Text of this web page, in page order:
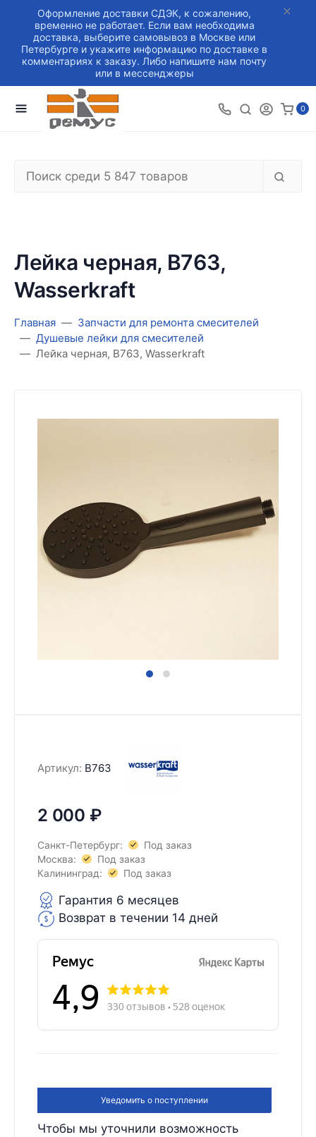
Оформление доставки СДЭК, к сожалению,
временно не работает. Если вам необходима
доставка, выберите самовывоз в Москве или
Петербурге и укажите информацию по доставке в
комментариях к заказу. Либо напишите нам почту
или в мессенджеры
0
Лейка черная, B763,
Wasserkraft
Главная
Запчасти для ремонта смесителей
Душевые лейки для смесителей
Лейка черная, B763, Wasserkraft
Артикул: B763
2 000 ₽
Санкт-Петербург:
Под заказ
Москва:
Под заказ
Калининград:
Под заказ
Гарантия 6 месяцев
Возврат в течении 14 дней
Уведомить о поступлении
Чтобы мы уточнили возможность